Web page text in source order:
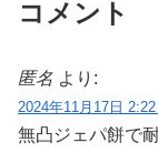
コメント
匿名 より:
2024年11月17日
無凸ジェパ餅で